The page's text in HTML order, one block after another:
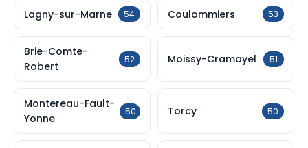
Lagny-sur-Marne 54 Coulommiers 53
Brie-Comte-
Robert
52 Moissy-Cramayel 51
Montereau-Fault-
Yonne
50 Torcy 50